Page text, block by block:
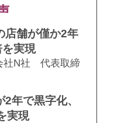
店舗が僅か2年
実現
社N社 代表取締
年で黒字化、
実現